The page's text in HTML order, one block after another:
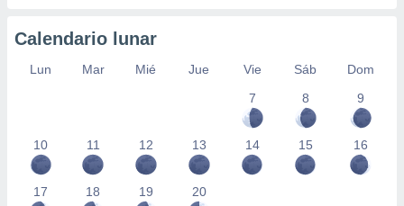
Calendario lunar
Lun Mar Mié Jue Vie Sáb
Dom
7
8 9
10 11 12 13 14 15 16
17 18 19 20